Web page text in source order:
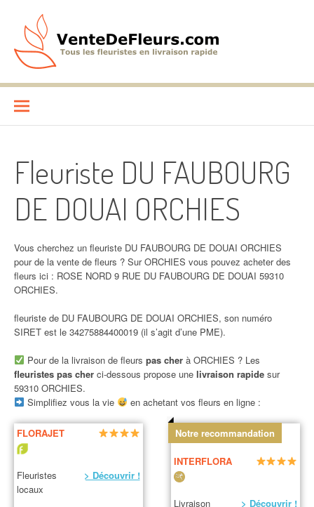
contenu
VenteDeFleurs.com
Fleuriste DU FAUBOURG
DE DOUAI ORCHIES
Vous cherchez un fleuriste DU FAUBOURG DE DOUAI ORCHIES
pour de la vente de fleurs ? Sur ORCHIES vous pouvez acheter des
fleurs ici : ROSE NORD 9 RUE DU FAUBOURG DE DOUAI 59310
ORCHIES.
fleuriste de DU FAUBOURG DE DOUAI ORCHIES, son numéro
SIRET est le 34275884400019 (il s’agit d’une PME).
Pour de la livraison de fleurs pas cherà ORCHIES ? Les
fleuristes pas cher ci-dessous propose une livraison rapide sur
59310 ORCHIES.
Simplifiez vous la vie
en achetant vos fleurs en ligne :
FLORAJET
Fleuristes
locaux
> Découvrir !
Notre recommandation
INTERFLORA
Livraison
> Découvrir !